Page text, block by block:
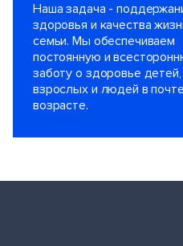
Наша задача -
здоровья и качества
семьи. Мы обеспечиваем
постоянную и
заботу о здоровье детей,
взрослых и людей в
возрасте.